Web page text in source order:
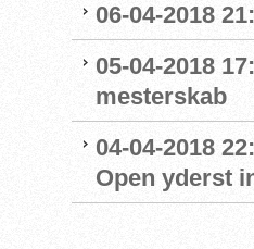
06-04-2018
05-04-2018
mesterskab
04-04-2018
Open yderst